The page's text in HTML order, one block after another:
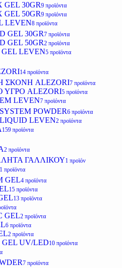
GEL 30GR9 προϊόντα
GEL 50GR9 προϊόντα
LEVEN8 προϊόντα
GEL 30GR7 προϊόντα
GEL 50GR2 προϊόντα
LEVEN5 προϊόντα
14 προϊόντα
ΣΚΟΝΗ ALEZORI7 προϊόντα
ΥΓΡΟ ALEZORI5 προϊόντα
LEVEN7 προϊόντα
POWDER6 προϊόντα
LEVEN2 προϊόντα
159 προϊόντα
2 προϊόντα
ΓΑΛΛΙΚΟΥ1 προϊόν
προϊόντα
GEL4 προϊόντα
15 προϊόντα
13 προϊόντα
GEL2 προϊόντα
6 προϊόντα
2 προϊόντα
UV/LED10 προϊόντα
7 προϊόντα